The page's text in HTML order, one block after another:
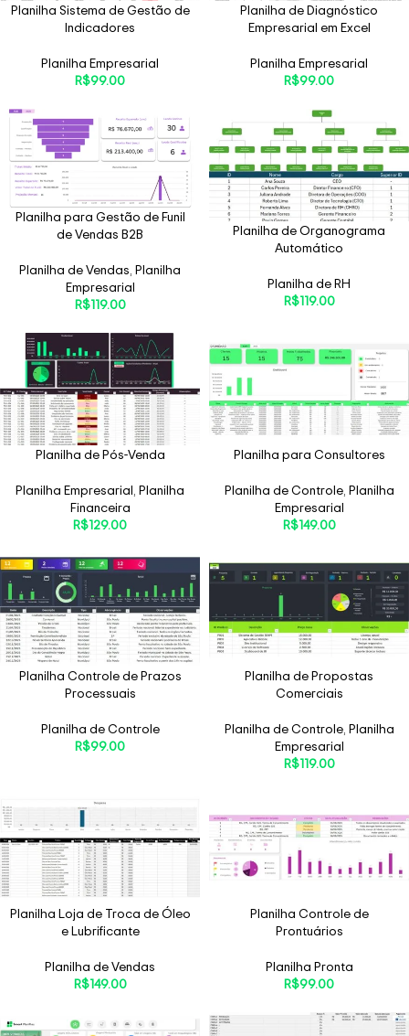
Planilha Sistema de Gestão de
Indicadores
Planilha Empresarial
R$99.00
Planilha de Diagnóstico
Empresarial em Excel
Planilha Empresarial
R$99.00
Planilha para Gestão de Funil
de Vendas B2B
Planilha de Vendas, Planilha
Empresarial
R$119.00
Planilha de Organograma
Automático
Planilha de RH
R$119.00
Planilha de Pós-Venda
Planilha Empresarial, Planilha
Financeira
R$129.00
Planilha para Consultores
Planilha de Controle, Planilha
Empresarial
R$149.00
Planilha Controle de Prazos
Processuais
Planilha de Controle
R$99.00
Planilha de Propostas
Comerciais
Planilha de Controle, Planilha
Empresarial
R$119.00
Planilha Loja de Troca de Óleo
e Lubrificante
Planilha de Vendas
R$149.00
Planilha Controle de
Prontuários
Planilha Pronta
R$99.00